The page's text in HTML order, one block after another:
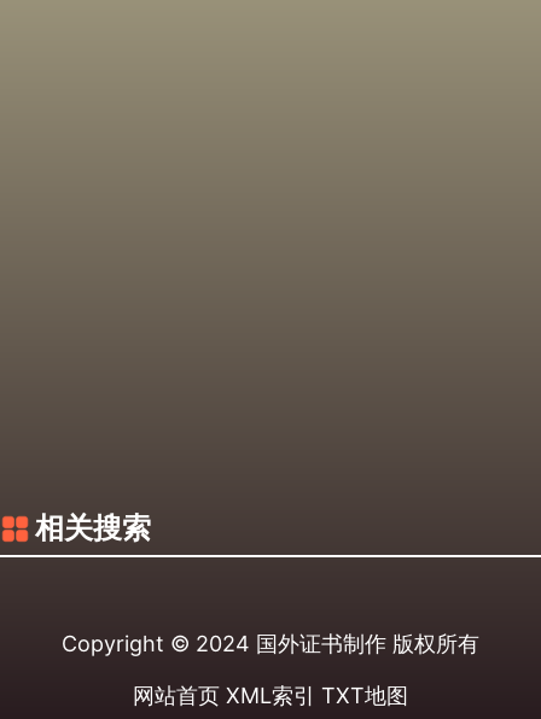
相关搜索
Copyright © 2024 国外证书制作 版权所有
网站首页 XML索引 TXT地图